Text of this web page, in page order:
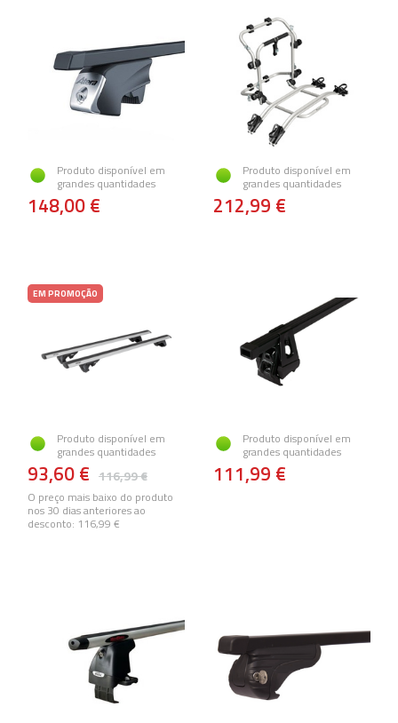
Produto disponível em
grandes quantidades
148,00 €
Produto disponível em
grandes quantidades
212,99 €
EM PROMOÇÃO
Produto disponível em
grandes quantidades
116,99 €
93,60 €
O preço mais baixo do produto
nos 30 dias anteriores ao
desconto: 116,99 €
Produto disponível em
grandes quantidades
111,99 €